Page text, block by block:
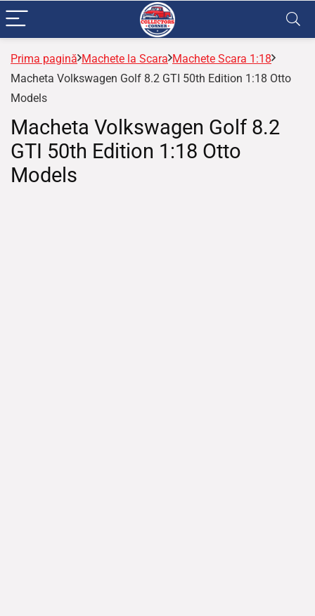
Prima pagină Machete la Scara Machete Scara 1:18
Macheta Volkswagen Golf 8.2 GTI 50th Edition 1:18 Otto
Models
Macheta Volkswagen Golf 8.2
GTI 50th Edition 1:18 Otto
Models